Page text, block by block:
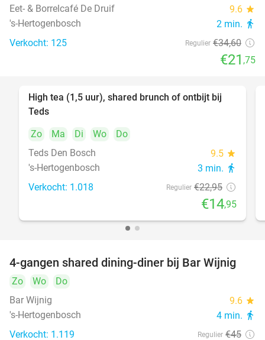
Eet- & Borrelcafé De Druif
9.6 star
's-Hertogenbosch 2 min. directions_walk
Verkocht: 125 Regulier €34,60
€21 ,75
35%
High tea (1,5 uur), shared brunch of ontbijt bij
Teds
Zo
Ma Di Wo
Do
Teds Den Bosch
9.5 star
's-Hertogenbosch 3 min. directions_walk
Verkocht: 1.018 Regulier €22,95
€14,95
45%
4-gangen shared dining-diner bij Bar Wijnig
Zo Wo
Do
Bar Wijnig
9.6 star
's-Hertogenbosch 4 min. directions_walk
Verkocht: 1.119 Regulier €45